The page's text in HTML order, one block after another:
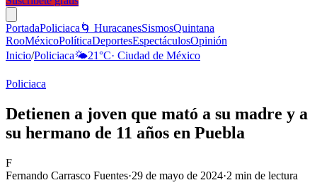
PortadaPoliciaca 🌀 HuracanesSismosQuintana
RooMéxicoPolíticaDeportesEspectáculosOpinión
Inicio/Policiaca🌤️21°C· Ciudad de México
Policiaca
Detienen a joven que mató a su madre y a
su hermano de 11 años en Puebla
F
Fernando Carrasco Fuentes·29 de mayo de 2024·2 min de lectura